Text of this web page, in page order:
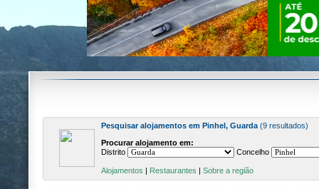
Pesquisar alojamentos em Pinhel, Guarda (9 resultados)
Procurar alojamento em:
Distrito
Concelho
Alojamentos | Restaurantes | Sobre a região